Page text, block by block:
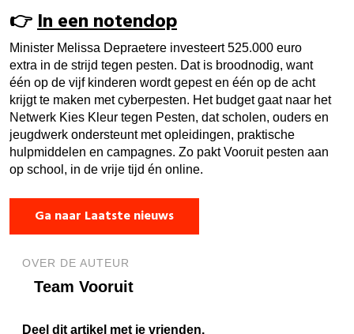
👉In een notendop
Minister Melissa Depraetere investeert 525.000 euro
extra in de strijd tegen pesten. Dat is broodnodig, want
één op de vijf kinderen wordt gepest en één op de acht
krijgt te maken met cyberpesten. Het budget gaat naar het
Netwerk Kies Kleur tegen Pesten, dat scholen, ouders en
jeugdwerk ondersteunt met opleidingen, praktische
hulpmiddelen en campagnes. Zo pakt Vooruit pesten aan
op school, in de vrije tijd én online.
Ga naar Laatste nieuws
OVER DE AUTEUR
Team Vooruit
Deel dit artikel met je vrienden.